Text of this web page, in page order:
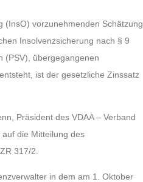
(InsO) vorzunehmenden Schätzung
Insolvenzsicherung nach § 9
(PSV), übergegangenen
ist der gesetzliche Zinssatz
Präsident des VDAA – Verband
die Mitteilung des
317/2.
in dem am 1. Oktober